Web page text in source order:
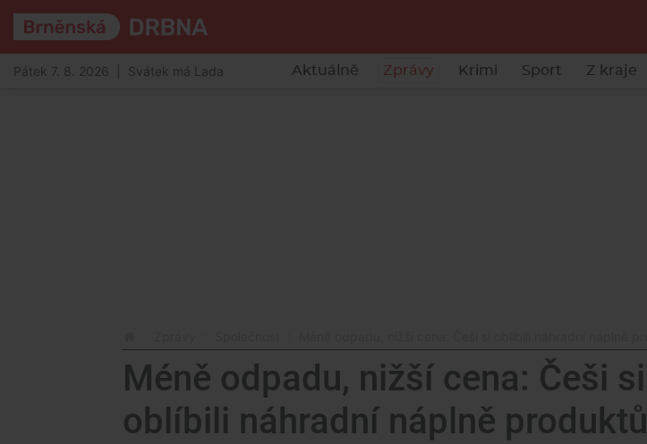
Pátek 7. 8. 2026 | Svátek má Lada Aktuálně Zprávy Krimi Sport Z kraje
Méně odpadu, nižší cena: Češi si
oblíbili náhradní náplně produktů